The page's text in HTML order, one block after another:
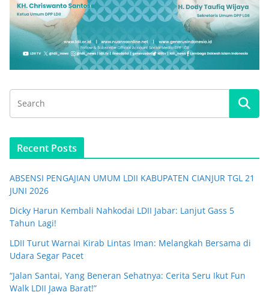
Recent Posts
ABSENSI PENGAJIAN UMUM LDII KABUPATEN CIANJUR TGL 21
JUNI 2026
Dicky Harun Kembali Nahkodai LDII Jabar: Lanjut Gass 5
Tahun Lagi!
LDII Turut Warnai Kirab Lintas Iman: Melangkah Bersama di
Udara Segar Pacet
“Jalan Santai, Yang Beneran Sehatnya: Cerita Seru Ikut Fun
Walk LDII Jawa Barat!”